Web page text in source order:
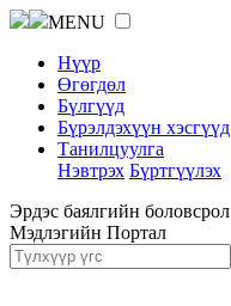
MENU
Нүүр
Өгөгдөл
Бүлгүүд
Бүрэлдэхүүн хэсгүүд
Танилцуулга
Нэвтрэх Бүртгүүлэх
Эрдэс баялгийн боловсрол
Мэдлэгийн Портал